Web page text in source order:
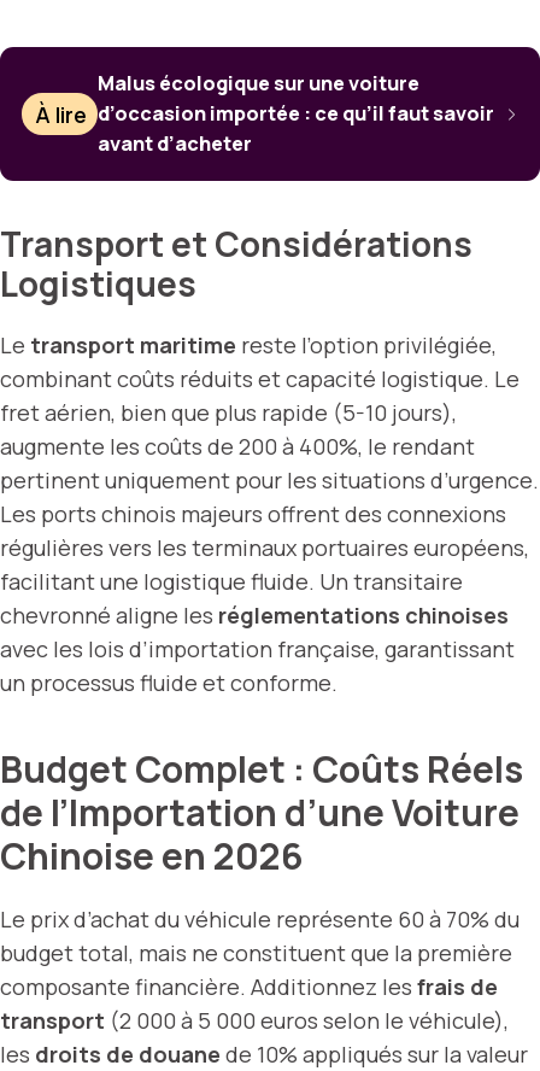
À lire
Malus écologique sur une voiture
d’occasion importée : ce qu’il faut savoir
avant d’acheter
Transport et Considérations
Logistiques
Le transport maritime reste l’option privilégiée,
combinant coûts réduits et capacité logistique. Le
fret aérien, bien que plus rapide (5-10 jours),
augmente les coûts de 200 à 400%, le rendant
pertinent uniquement pour les situations d’urgence.
Les ports chinois majeurs offrent des connexions
régulières vers les terminaux portuaires européens,
facilitant une logistique fluide. Un transitaire
chevronné aligne les réglementations chinoises
avec les lois d’importation française, garantissant
un processus fluide et conforme.
Budget Complet : Coûts Réels
de l’Importation d’une Voiture
Chinoise en 2026
Le prix d’achat du véhicule représente 60 à 70% du
budget total, mais ne constituent que la première
composante financière. Additionnez les frais de
transport (2 000 à 5 000 euros selon le véhicule),
les droits de douane de 10% appliqués sur la valeur